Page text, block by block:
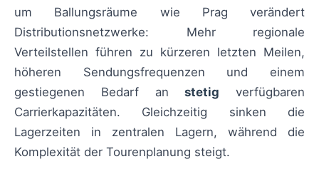
um Ballungsräume wie Prag verändert
Distributionsnetzwerke: Mehr regionale
Verteilstellen führen zu kürzeren letzten Meilen,
höheren Sendungsfrequenzen und einem
gestiegenen Bedarf anstetig verfügbaren
Carrierkapazitäten. Gleichzeitig sinken die
Lagerzeiten in zentralen Lagern, während die
Komplexität der Tourenplanung steigt.